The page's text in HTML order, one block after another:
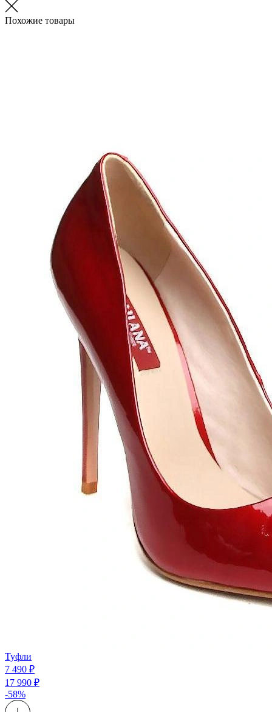
Похожие товары
Туфли
7 490 ₽
17 990 ₽
-58%